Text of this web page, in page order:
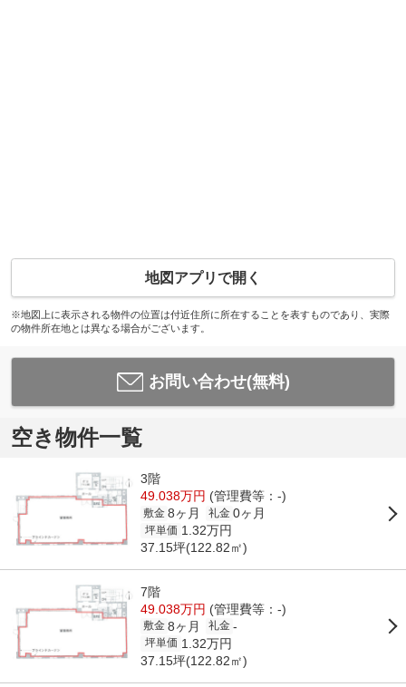
地図アプリで開く
※地図上に表示される物件の位置は付近住所に所在することを表すものであり、実際
の物件所在地とは異なる場合がございます。
お問い合わせ(無料)
空き物件一覧
3階
49.038万円 (管理費等：-)
敷金 8ヶ月 礼金 0ヶ月
坪単価 1.32万円
37.15坪(122.82㎡)
7階
49.038万円 (管理費等：-)
敷金 8ヶ月 礼金 -
坪単価 1.32万円
37.15坪(122.82㎡)